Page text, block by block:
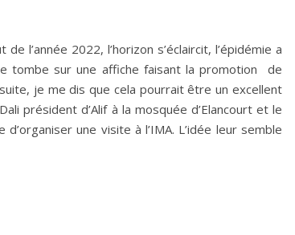
l’année 2022, l’horizon s’éclaircit, l’épidémie a
tombe sur une affiche faisant la promotion de
je me dis que cela pourrait être un excellent
président d’Alif à la mosquée d’Elancourt et le
une visite à l’IMA. L’idée leur semble